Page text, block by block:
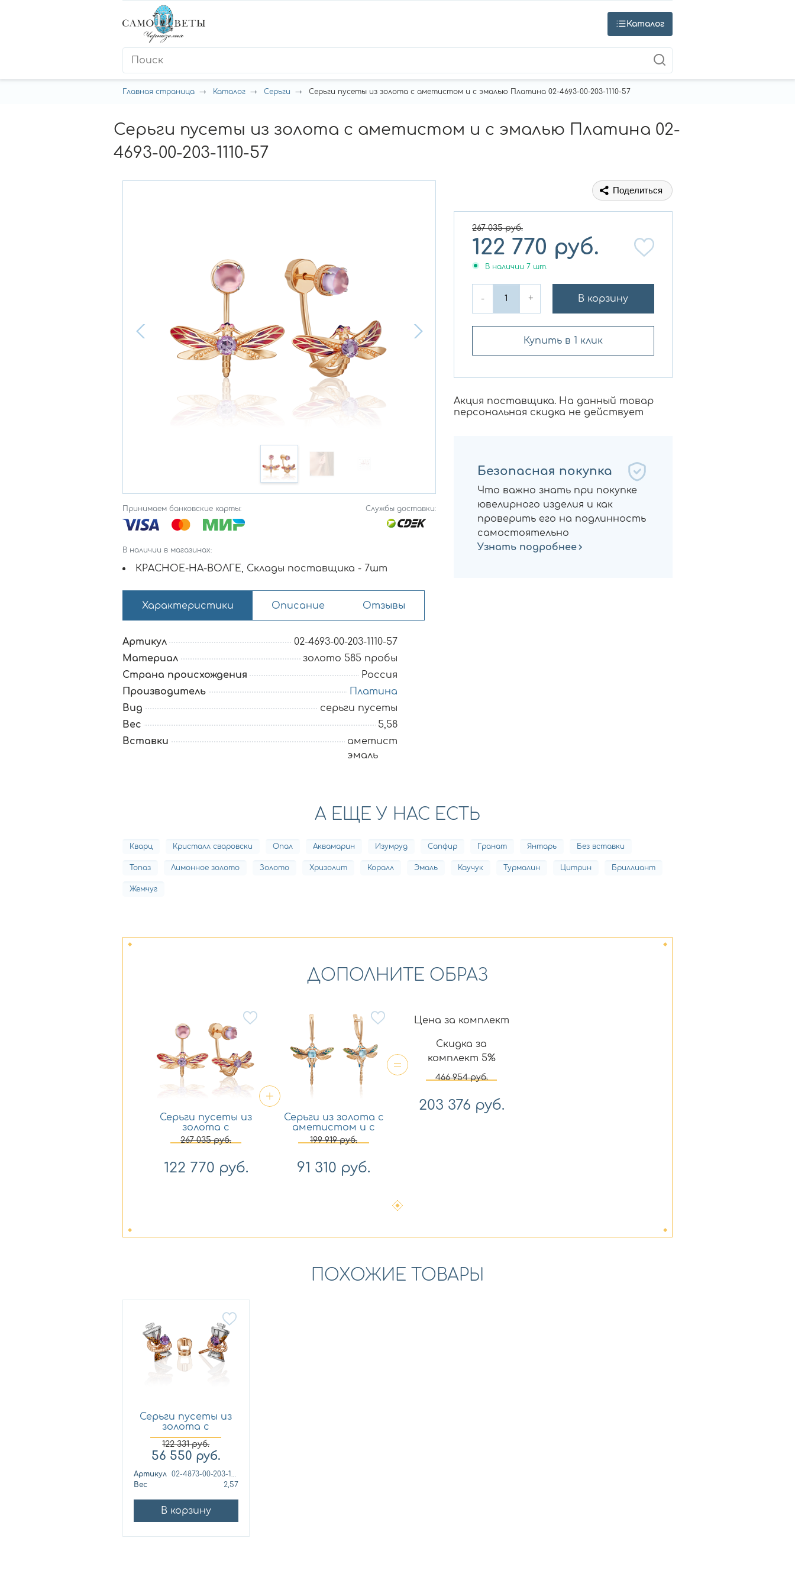
Каталог
Главная страница Каталог Серьги Серьги пусеты из золота с аметистом и с эмалью Платина 02-4693-00-203-1110-57
Серьги пусеты из золота с аметистом и с эмалью Платина 02-
4693-00-203-1110-57
Принимаем банковские карты: Службы доставки:
В наличии в магазинах:
КРАСНОЕ-НА-ВОЛГЕ, Склады поставщика - 7шт
Поделиться
267 035руб.
122 770 руб.
В наличии 7шт.
- + В корзину
Купить в 1 клик
Акция поставщика. На данный товар
персональная скидка не действует
Безопасная покупка
Что важно знать при покупке
ювелирного изделия и как
проверить его на подлинность
самостоятельно
Узнать подробнее
Характеристики Описание Отзывы
Артикул
02-4693-00-203-1110-57
Материал
золото 585 пробы
Страна происхождения
Россия
Производитель
Платина
Вид
серьги пусеты
Вес
5,58
Вставки
аметист
эмаль
А ЕЩЕ У НАС ЕСТЬ
Кварц Кристалл сваровски Опал Аквамарин Изумруд Сапфир Гранат Янтарь Без вставки
Топаз Лимонное золото Золото Хризолит Коралл Эмаль Каучук Турмалин Цитрин Бриллиант
Жемчуг
ДОПОЛНИТЕ ОБРАЗ
Серьги пусеты из
золота с
аметистом и с
эмалью Платина
267 035руб.
122 770 руб.
Серьги из золота с
аметистом и с
эмалью Платина
02-4685-00-203-1110-57
199 919руб.
91 310 руб.
Цена за комплект
Скидка за
комплект 5%
466 954руб.
203 376 руб.
ПОХОЖИЕ ТОВАРЫ
Серьги пусеты из
золота с
аметистом и...
122 331руб.
56 550 руб.
Артикул
Вес
2,57
В корзину